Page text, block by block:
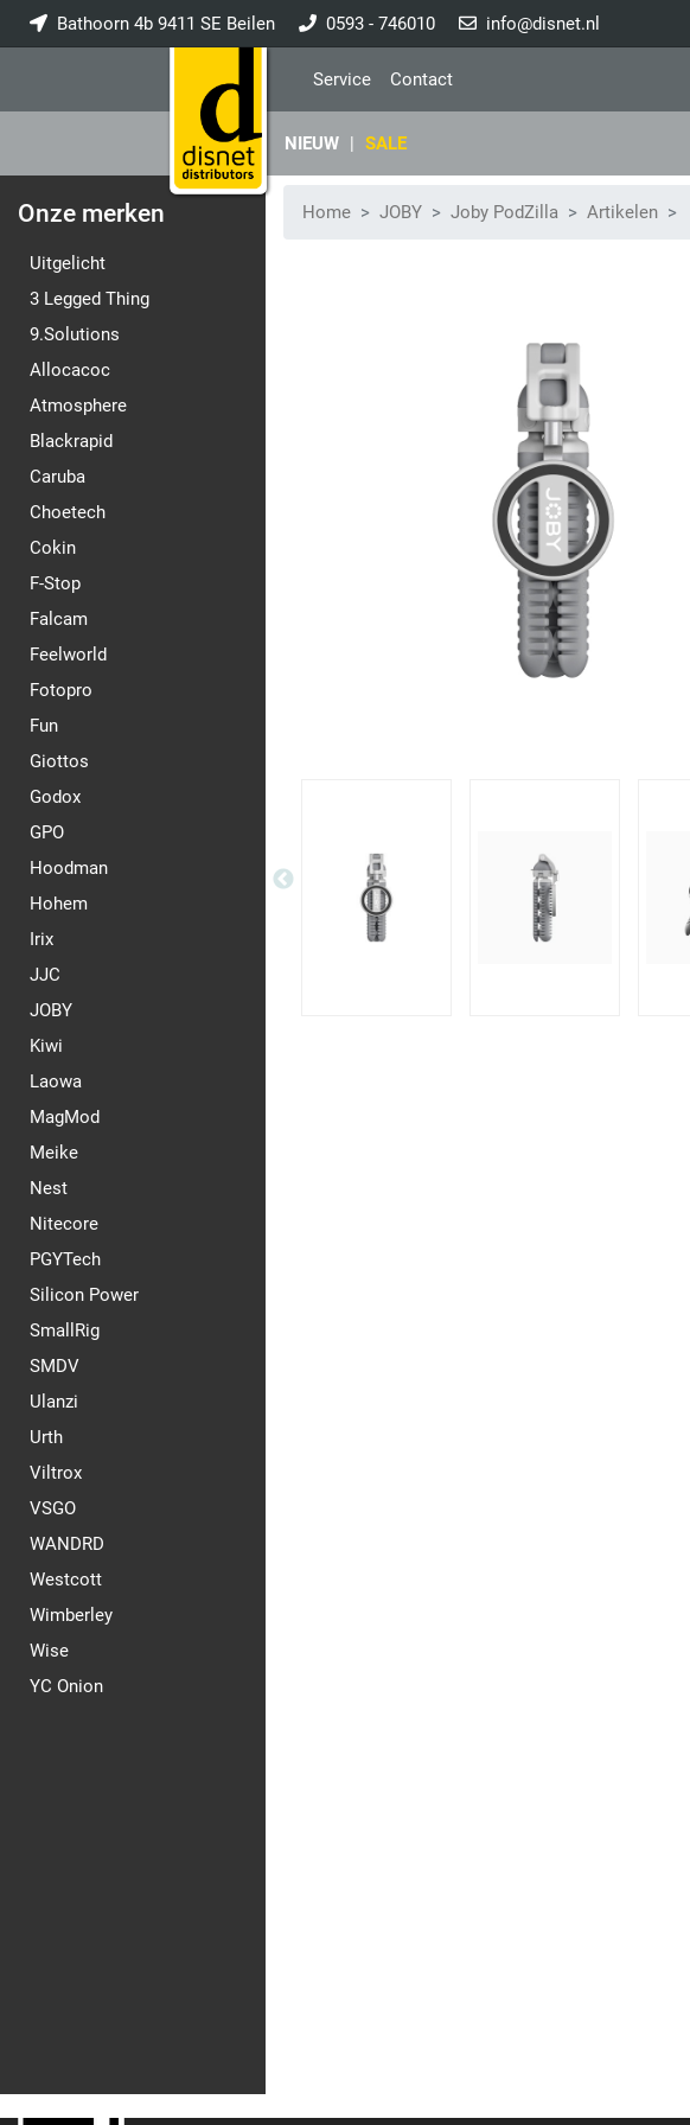
Bathoorn 4b 9411 SE Beilen 0593 - 746010 info@disnet.nl
Service Contact
NIEUW | SALE
Onze merken
Uitgelicht
3 Legged Thing
9.Solutions
Allocacoc
Atmosphere
Blackrapid
Caruba
Choetech
Cokin
F-Stop
Falcam
Feelworld
Fotopro
Fun
Giottos
Godox
GPO
Hoodman
Hohem
Irix
JJC
JOBY
Kiwi
Laowa
MagMod
Meike
Nest
Nitecore
PGYTech
Silicon Power
SmallRig
SMDV
Ulanzi
Urth
Viltrox
VSGO
WANDRD
Westcott
Wimberley
Wise
YC Onion
Home JOBY Joby PodZilla Artikelen